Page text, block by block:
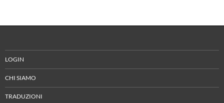
LOGIN
CHI SIAMO
TRADUZIONI